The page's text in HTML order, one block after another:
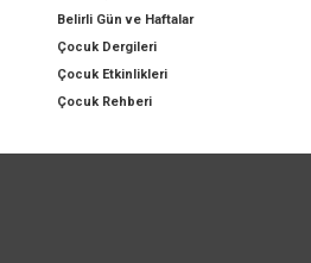
Belirli Gün ve Haftalar
Çocuk Dergileri
Çocuk Etkinlikleri
Çocuk Rehberi